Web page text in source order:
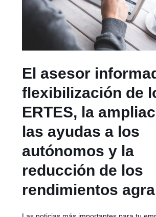
El asesor
flexibilización de
ERTES, la
las ayudas a los
autónomos y la
reducción de los
rendimientos